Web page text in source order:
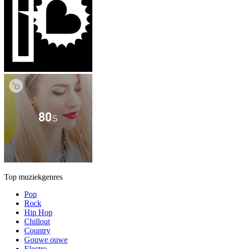
Top muziekgenres
Pop
Rock
Hip Hop
Chillout
Country
Gouwe ouwe